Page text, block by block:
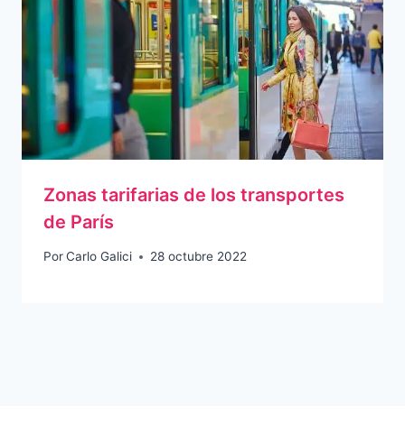
Zonas tarifarias de los transportes
de París
PorCarlo Galici 28 octubre 2022